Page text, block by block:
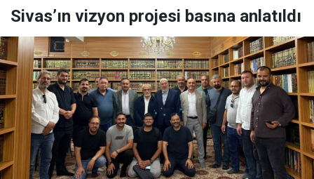
Sivas’ın vizyon projesi basına anlatıldı